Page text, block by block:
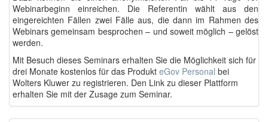
Webinarbeginn einreichen. Die Referentin wählt aus den
eingereichten Fällen zwei Fälle aus, die dann im Rahmen des
Webinars gemeinsam besprochen – und soweit möglich – gelöst
werden.
Mit Besuch dieses Seminars erhalten Sie die Möglichkeit sich für
drei Monate kostenlos für das Produkt eGov Personal bei
Wolters Kluwer zu registrieren. Den Link zu dieser Plattform
erhalten Sie mit der Zusage zum Seminar.